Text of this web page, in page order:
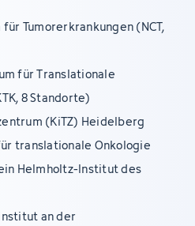
Tumorerkrankungen (NCT,
für Translationale
8 Standorte)
(KiTZ) Heidelberg
translationale Onkologie
Helmholtz-Institut des
an der